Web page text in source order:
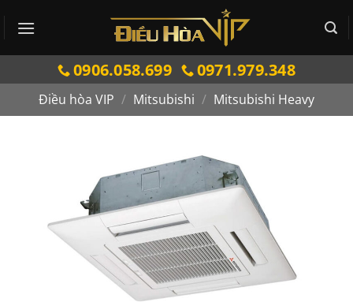
qua
0906.058.699 0971.979.348
Điều hòa VIP / Mitsubishi / Mitsubishi Heavy